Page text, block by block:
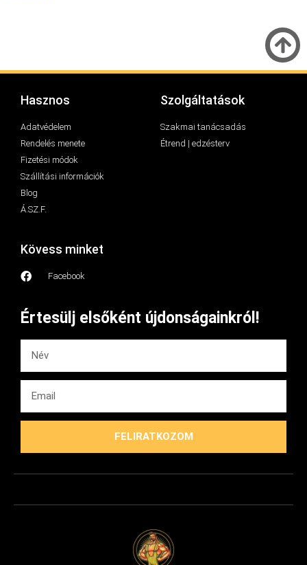
Hasznos
Adatvédelem
Rendelés menete
Fizetési módok
Szállítási információk
Blog
Á.SZ.F.
Szolgáltatások
Szakmai tanácsadás
Étrend | edzésterv
Kövess minket
Facebook
Értesülj elsőként újdonságainkról!
FELIRATKOZOM